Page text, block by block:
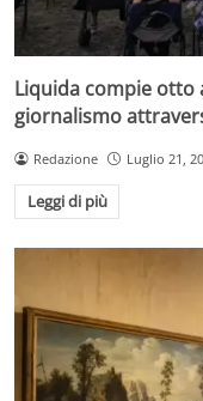
Liquida compie otto
giornalismo
Redazione Luglio 21,
Leggi di più